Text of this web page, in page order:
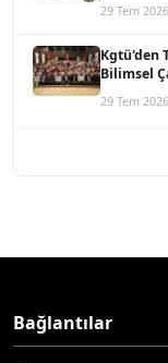
29 Tem 2026
Kgtü'den
Bilimsel
29 Tem 2026
Bağlantılar